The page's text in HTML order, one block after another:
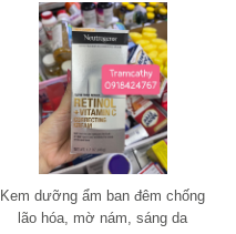
Kem dưỡng ẩm ban đêm chống
lão hóa, mờ nám, sáng da